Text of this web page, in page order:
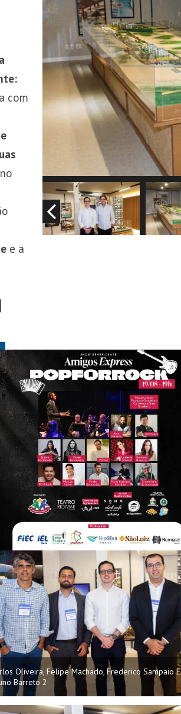
com
e a
Oliveira, Felipe Machado, Frederico Sampaio E
Barreto 2